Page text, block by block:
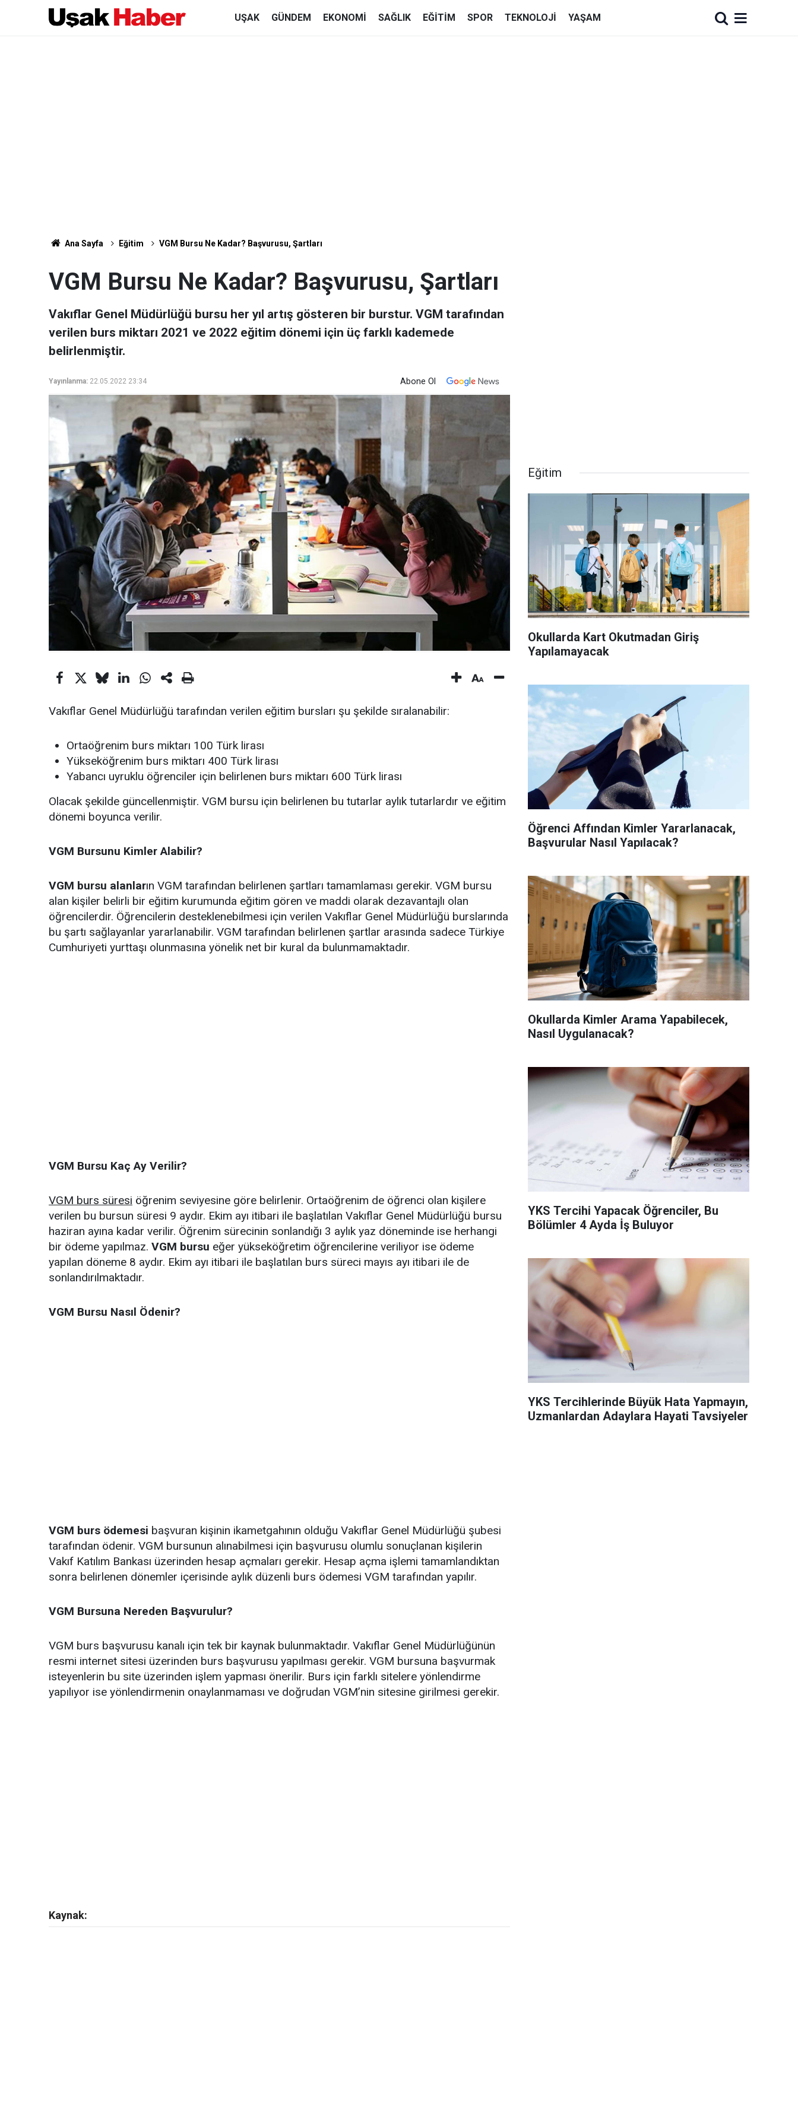
UŞAK GÜNDEM EKONOMI SAĞLIK EĞITIM SPOR TEKNOLOJI YAŞAM
Ana Sayfa Eğitim VGM Bursu Ne Kadar? Başvurusu, Şartları
VGM Bursu Ne Kadar? Başvurusu, Şartları
Vakıflar Genel Müdürlüğü bursu her yıl artış gösteren bir burstur. VGM tarafından
verilen burs miktarı 2021 ve 2022 eğitim dönemi için üç farklı kademede
belirlenmiştir.
Yayınlanma: 22.05.2022 23:34 Abone Ol
Vakıflar Genel Müdürlüğü tarafından verilen eğitim bursları şu şekilde sıralanabilir:
Ortaöğrenim burs miktarı 100 Türk lirası
Yükseköğrenim burs miktarı 400 Türk lirası
Yabancı uyruklu öğrenciler için belirlenen burs miktarı 600 Türk lirası
Olacak şekilde güncellenmiştir. VGM bursu için belirlenen bu tutarlar aylık tutarlardır ve eğitim
dönemi boyunca verilir.
VGM Bursunu Kimler Alabilir?
VGM bursu alanların VGM tarafından belirlenen şartları tamamlaması gerekir. VGM bursu
alan kişiler belirli bir eğitim kurumunda eğitim gören ve maddi olarak dezavantajlı olan
öğrencilerdir. Öğrencilerin desteklenebilmesi için verilen Vakıflar Genel Müdürlüğü burslarında
bu şartı sağlayanlar yararlanabilir. VGM tarafından belirlenen şartlar arasında sadece Türkiye
Cumhuriyeti yurttaşı olunmasına yönelik net bir kural da bulunmamaktadır.
VGM Bursu Kaç Ay Verilir?
VGM burs süresi öğrenim seviyesine göre belirlenir. Ortaöğrenim de öğrenci olan kişilere
verilen bu bursun süresi 9 aydır. Ekim ayı itibari ile başlatılan Vakıflar Genel Müdürlüğü bursu
haziran ayına kadar verilir. Öğrenim sürecinin sonlandığı 3 aylık yaz döneminde ise herhangi
bir ödeme yapılmaz. VGM bursu eğer yükseköğretim öğrencilerine veriliyor ise ödeme
yapılan döneme 8 aydır. Ekim ayı itibari ile başlatılan burs süreci mayıs ayı itibari ile de
sonlandırılmaktadır.
VGM Bursu Nasıl Ödenir?
VGM burs ödemesi başvuran kişinin ikametgahının olduğu Vakıflar Genel Müdürlüğü şubesi
tarafından ödenir. VGM bursunun alınabilmesi için başvurusu olumlu sonuçlanan kişilerin
Vakıf Katılım Bankası üzerinden hesap açmaları gerekir. Hesap açma işlemi tamamlandıktan
sonra belirlenen dönemler içerisinde aylık düzenli burs ödemesi VGM tarafından yapılır.
VGM Bursuna Nereden Başvurulur?
VGM burs başvurusu kanalı için tek bir kaynak bulunmaktadır. Vakıflar Genel Müdürlüğünün
resmi internet sitesi üzerinden burs başvurusu yapılması gerekir. VGM bursuna başvurmak
isteyenlerin bu site üzerinden işlem yapması önerilir. Burs için farklı sitelere yönlendirme
yapılıyor ise yönlendirmenin onaylanmaması ve doğrudan VGM’nin sitesine girilmesi gerekir.
Kaynak:
Eğitim
Okullarda Kart Okutmadan Giriş
Yapılamayacak
Öğrenci Affından Kimler Yararlanacak,
Başvurular Nasıl Yapılacak?
Okullarda Kimler Arama Yapabilecek,
Nasıl Uygulanacak?
YKS Tercihi Yapacak Öğrenciler, Bu
Bölümler 4 Ayda İş Buluyor
YKS Tercihlerinde Büyük Hata Yapmayın,
Uzmanlardan Adaylara Hayati Tavsiyeler